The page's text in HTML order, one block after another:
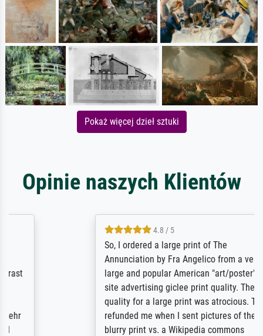
Pokaż więcej dzieł sztuki
Opinie naszych Klientów
4.8 / 5
So, I ordered a large print of The
Annunciation by Fra Angelico from a very
large and popular American "art/poster"
site advertising giclee print quality. The
quality for a large print was atrocious. They
refunded me when I sent pictures of the
blurry print vs. a Wikipedia commons